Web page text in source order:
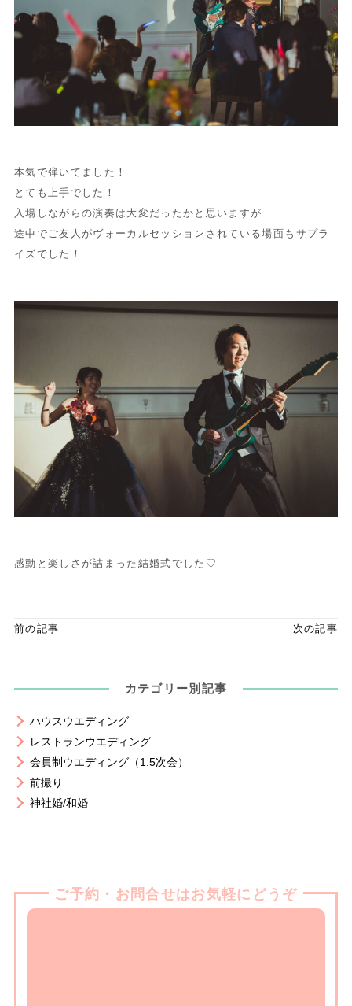
本気で弾いてました！
とても上手でした！
入場しながらの演奏は大変だったかと思いますが
途中でご友人がヴォーカルセッションされている場面もサプラ
イズでした！
感動と楽しさが詰まった結婚式でした♡
前の記事 次の記事
カテゴリー別記事
ハウスウエディング
レストランウエディング
会員制ウエディング（1.5次会）
前撮り
神社婚/和婚
ご予約・お問合せはお気軽にどうぞ